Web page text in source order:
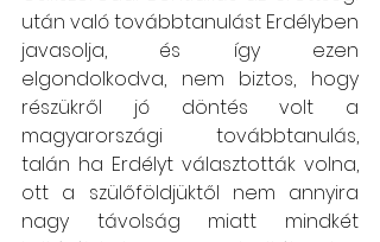
után való továbbtanulást Erdélyben
javasolja, és így ezen
elgondolkodva, nem biztos, hogy
részükről jó döntés volt a
magyarországi továbbtanulás,
talán ha Erdélyt választották volna,
ott a szülőföldjüktől nem annyira
nagy távolság miatt mindkét